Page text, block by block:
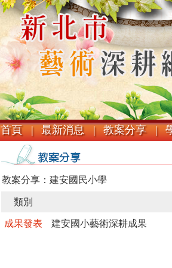
首頁 |最新消息 |教案分享 |
教案分享：建安國民小學
類別
成果發表 建安國小藝術深耕成果